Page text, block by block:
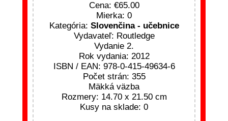
Cena:
65.00
Mierka: 0
Kategória: Slovenčina - učebnice
Vydavateľ: Routledge
Vydanie 2.
Rok vydania: 2012
ISBN / EAN: 978-0-415-49634-6
Počet strán: 355
Mäkká väzba
Rozmery: 14.70 x 21.50 cm
Kusy na sklade: 0